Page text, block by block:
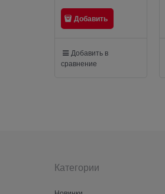
Добавить
Добавить в
сравнение
Категории